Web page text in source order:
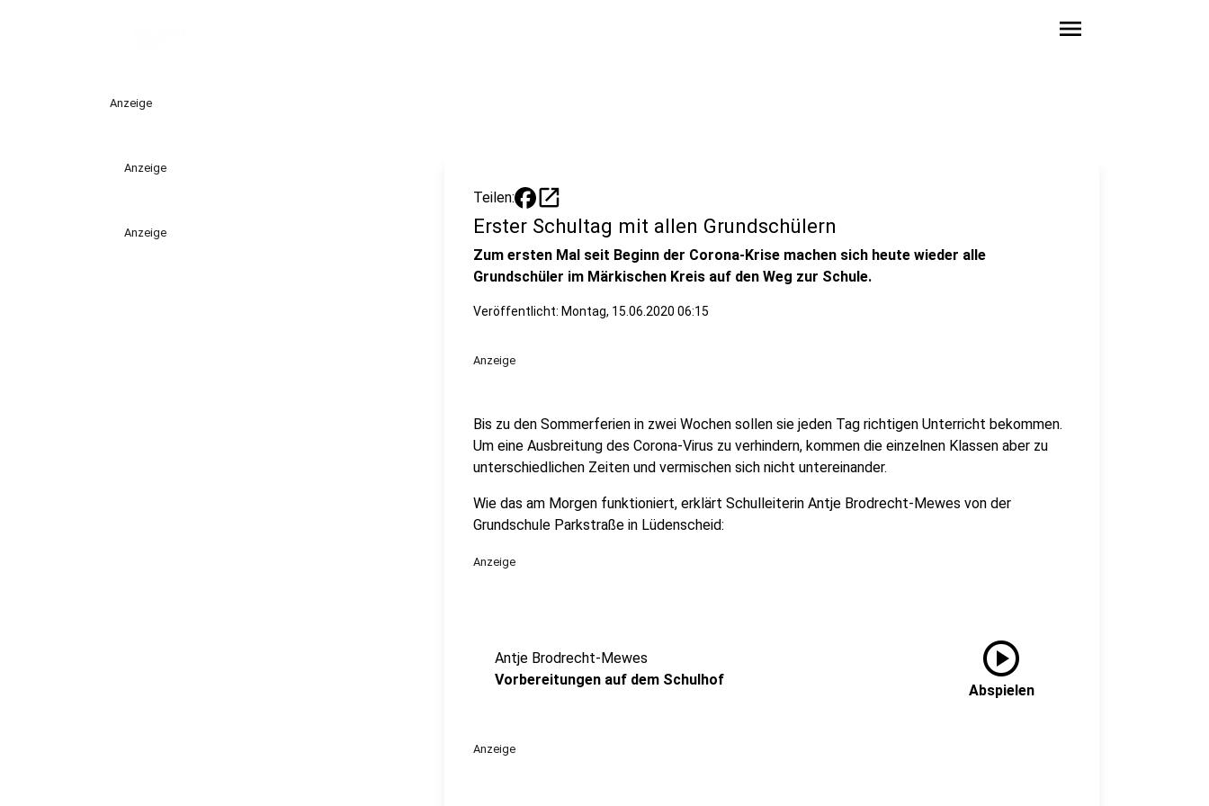
menu
Anzeige
Anzeige
Anzeige
Teilen: open_in_new
Erster Schultag mit allen Grundschülern
Zum ersten Mal seit Beginn der Corona-Krise machen sich heute wieder alle
Grundschüler im Märkischen Kreis auf den Weg zur Schule.
Veröffentlicht: Montag, 15.06.2020 06:15
Anzeige
Bis zu den Sommerferien in zwei Wochen sollen sie jeden Tag richtigen Unterricht bekommen.
Um eine Ausbreitung des Corona-Virus zu verhindern, kommen die einzelnen Klassen aber zu
unterschiedlichen Zeiten und vermischen sich nicht untereinander.
Wie das am Morgen funktioniert, erklärt Schulleiterin Antje Brodrecht-Mewes von der
Grundschule Parkstraße in Lüdenscheid:
Anzeige
Antje Brodrecht-Mewes
Vorbereitungen auf dem Schulhof
play_circle
Abspielen
Anzeige